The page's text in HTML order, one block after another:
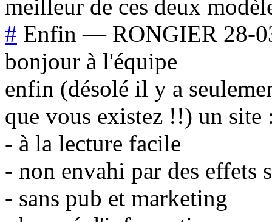
meilleur de ces deux
# Enfin — RONGIER 28-
bonjour à l'équipe
enfin (désolé il y a
que vous existez !!) un site
- à la lecture facile
- non envahi par des effets
- sans pub et marketing